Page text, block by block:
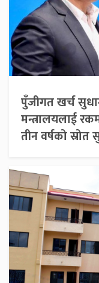
पुँजीगत खर्च
मन्त्रालयलाई
तीन वर्षको स्रोत